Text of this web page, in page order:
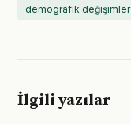
demografik değişimler
İlgili yazılar